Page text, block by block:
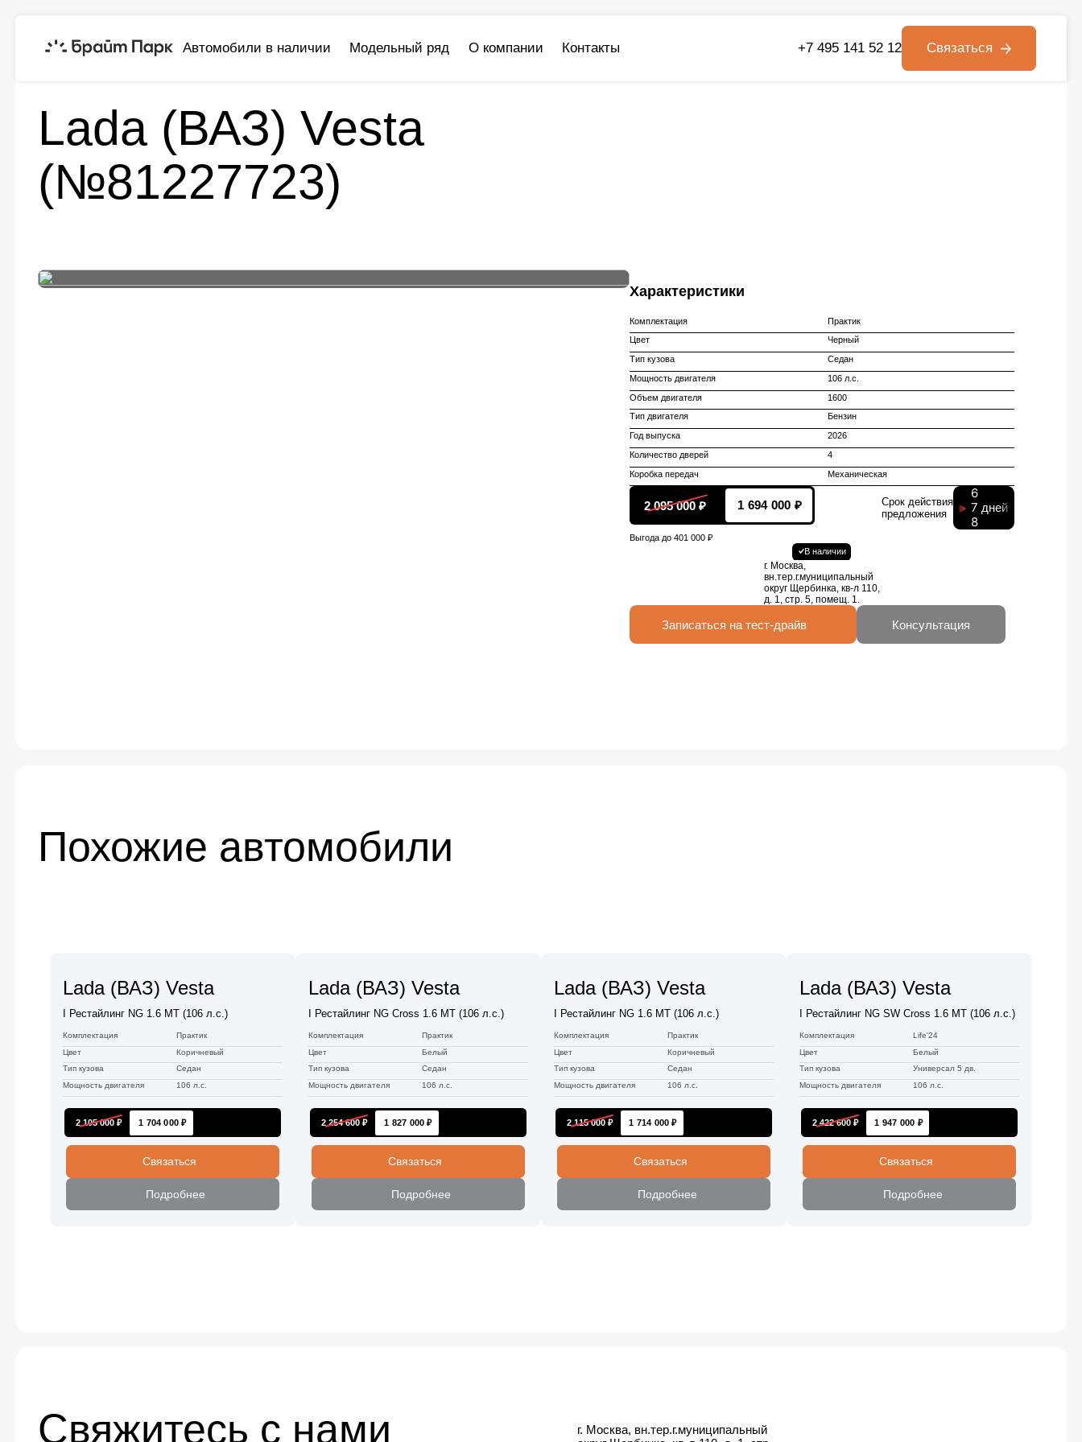
Автомобили в наличии Модельный ряд О компании Контакты +7 495 141 52 12 Связаться
Модельный ряд Vesta Lada (ВАЗ) Vesta
Lada (ВАЗ) Vesta
(№81227723)
Характеристики
Комплектация
Практик
Цвет
Черный
Тип кузова
Седан
Мощность двигателя
106 л.с.
Объем двигателя
1600
Тип двигателя
Бензин
Год выпуска
2026
Количество дверей
4
Коробка передач
Механическая
2 095 000 ₽ 1 694 000 ₽
Выгода до 401 000 ₽
Срок действия
предложения
8
7
6
дней
В наличии
г. Москва,
вн.тер.г.муниципальный
округ Щербинка, кв-л 110,
д. 1, стр. 5, помещ. 1.
Записаться на тест-драйв Консультация
Похожие автомобили
Lada (ВАЗ) Vesta
I Рестайлинг NG 1.6 MT (106 л.с.)
Комплектация
Практик
Цвет
Коричневый
Тип кузова
Седан
Мощность двигателя
106 л.с.
2 105 000 ₽ 1 704 000 ₽
Связаться
Подробнее
Lada (ВАЗ) Vesta
I Рестайлинг NG Cross 1.6 MT (106 л.с.)
Комплектация
Практик
Цвет
Белый
Тип кузова
Седан
Мощность двигателя
106 л.с.
2 254 600 ₽ 1 827 000 ₽
Связаться
Подробнее
Lada (ВАЗ) Vesta
I Рестайлинг NG 1.6 MT (106 л.с.)
Комплектация
Практик
Цвет
Коричневый
Тип кузова
Седан
Мощность двигателя
106 л.с.
2 115 000 ₽ 1 714 000 ₽
Связаться
Подробнее
Lada (ВАЗ) Vesta
I Рестайлинг NG SW Cross 1.6 MT (106 л.с.)
Комплектация
Life'24
Цвет
Белый
Тип кузова
Универсал 5 дв.
Мощность двигателя
106 л.с.
2 422 600 ₽ 1 947 000 ₽
Связаться
Подробнее
Свяжитесь с нами
г. Москва, вн.тер.г.муниципальный